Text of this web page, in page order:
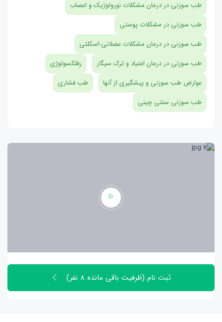
طب سوزنی در درمان مشکلات نورولوژیک و اعصاب
طب سوزنی در مشکلات پوستی
طب سوزنی در درمان مشکلات عضلانی-اسکلتی
طب سوزنی در درمان اعتیاد و ترک سیگار
رفلکسولوژی
عوارض طب سوزنی و پیشگیری از آنها
طب فشاری
طب سوزنی سنتی چینی
ثبت نام (ظرفیت باقی مانده 8 نفر)